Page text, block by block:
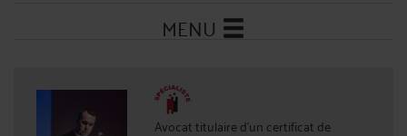
MENU
Avocat titulaire d'un certificat de